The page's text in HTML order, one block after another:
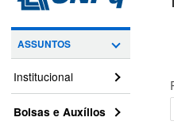
ASSUNTOS
Institucional
Bolsas e Auxílios